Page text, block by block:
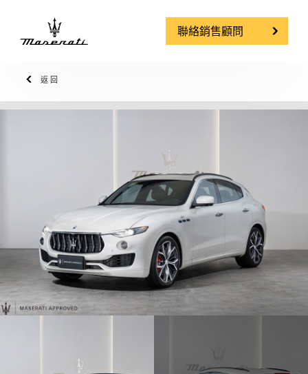
聯絡銷售顧問
返回